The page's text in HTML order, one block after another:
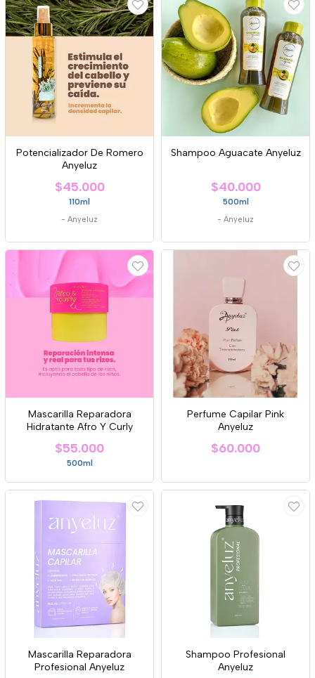
Potencializador De Romero
Anyeluz
$45.000
110ml
- Anyeluz
Shampoo Aguacate Anyeluz
$40.000
500ml
- Anyeluz
Mascarilla Reparadora
Hidratante Afro Y Curly
$55.000
500ml
Perfume Capilar Pink
Anyeluz
$60.000
Mascarilla Reparadora
Profesional Anyeluz
Shampoo Profesional
Anyeluz